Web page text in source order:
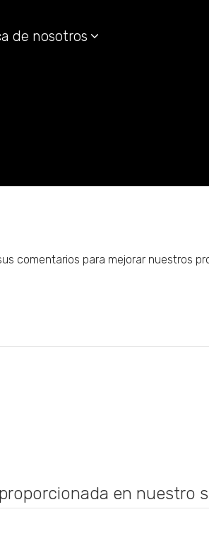
de nosotros
comentarios para mejorar nuestros
en nuestro